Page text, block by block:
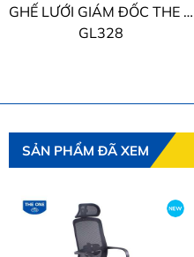
GHẾ LƯỚI GIÁM ĐỐC THE ONE
GL328
SẢN PHẨM ĐÃ XEM